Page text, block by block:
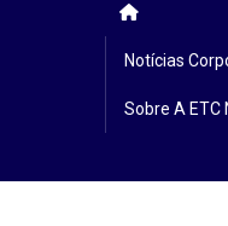
Notícias
Sobre A ETC